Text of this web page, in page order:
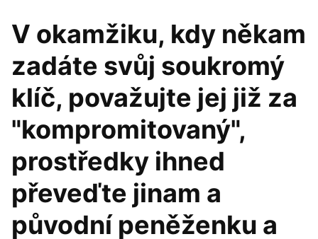
V okamžiku, kdy někam
zadáte svůj soukromý
klíč, považujte jej již za
"kompromitovaný",
prostředky ihned
převeďte jinam a
původní peněženku a